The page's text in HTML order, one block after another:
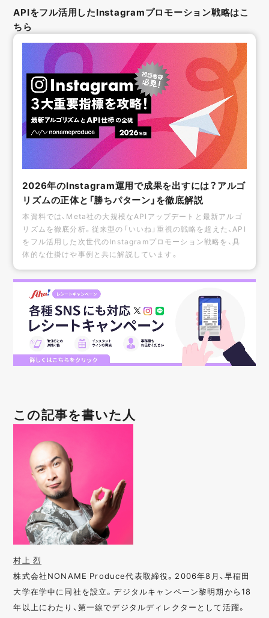
APIをフル活用したInstagramプロモーション戦略はこ
ちら
2026年のInstagram運用で成果を出すには？アルゴ
リズムの正体と「勝ちパターン」を徹底解説
本資料では、Meta社の大規模なAPIアップデートと最新アルゴ
リズムを徹底分析。従来型の「いいね」重視の戦略を超えた、API
をフル活用した次世代のInstagramプロモーション戦略を、具
体的な仕掛けや事例と共に解説しています。
この記事を書いた人
村上 烈
株式会社NONAME Produce代表取締役。2006年8月、早稲田
大学在学中に同社を設立。デジタルキャンペーン黎明期から18
年以上にわたり、第一線でデジタルディレクターとして活躍。